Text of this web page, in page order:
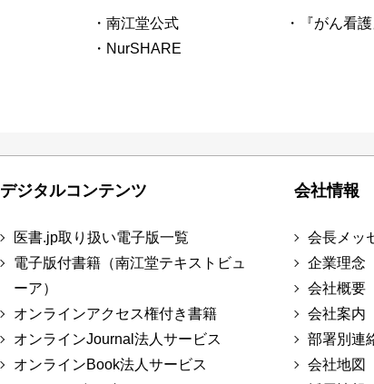
・南江堂公式
・NurSHARE
・『がん看
デジタルコンテンツ
医書.jp取り扱い電子版一覧
電子版付書籍（南江堂テキストビュ
ーア）
オンラインアクセス権付き書籍
オンラインJournal法人サービス
オンラインBook法人サービス
会社情報
会長メッ
企業理念
会社概要
会社案内
部署別連
会社地図